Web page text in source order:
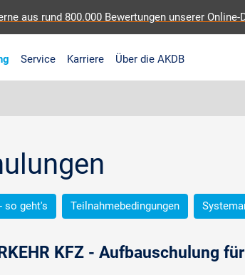
aus rund 800.000 Bewertungen unserer Online-
Service Karriere Über die AKDB
so geht's Teilnahmebedingungen
KFZ - Aufbauschulung